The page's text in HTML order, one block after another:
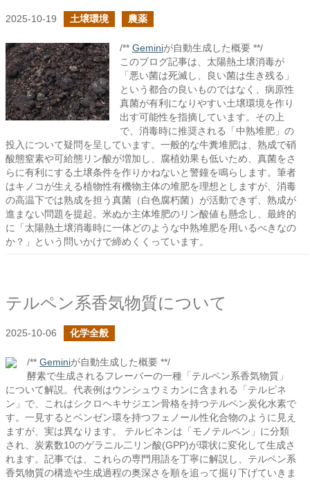
2025-10-19 土壌環境 農薬
/** Geminiが自動生成した概要 **/
このブログ記事は、太陽熱土壌消毒が
「悪い菌は死滅し、良い菌は生き残る」
という都合の良いものではなく、病原性
真菌が有利になりやすい土壌環境を作り
出す可能性を指摘しています。その上
で、消毒時に推奨される「中熟堆肥」の
投入について疑問を呈しています。一般的な牛糞堆肥は、熟成で硝
酸態窒素や可給態リン酸が増加し、腐植効果も低いため、真菌をさ
らに有利にする土壌条件を作りかねないと警鐘を鳴らします。筆者
はキノコが生える植物性有機物主体の堆肥を理想としますが、消毒
の高温下では熟成を担う真菌（白色腐朽菌）が活動できず、熟成が
進まない問題を提起。米ぬか主体堆肥のリン酸値も懸念し、最終的
に「太陽熱土壌消毒時に一体どのような中熟堆肥を用いるべきなの
か？」という問いかけで締めくくっています。
テルペン系香気物質について
2025-10-06 化学全般
/** Geminiが自動生成した概要 **/
酵素で生成されるフレーバーの一種「テルペン系香気物質」
について解説。代表例はウンシュウミカンに含まれる「テルピネ
ン」で、これはシクロヘキサジエン骨格を持つテルペン炭化水素で
す。一見するとベンゼン環を持つフェノール性化合物のように見え
ますが、実は異なります。 テルピネンは「モノテルペン」に分類
され、炭素数10のゲラニル二リン酸(GPP)が環状に変化して生成さ
れます。記事では、これらの専門用語を丁寧に解説し、テルペン系
香気物質の構造や生成過程の奥深さを順を追って掘り下げていきま